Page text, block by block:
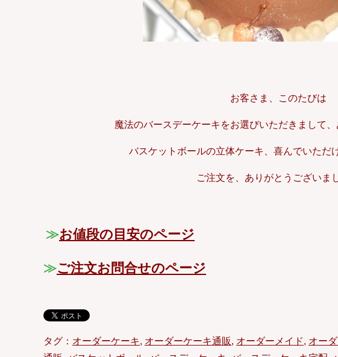
お客さま、このたびは
魔法のバースデーケーキをお選びいただきまして、
バスケットボールの立体ケーキ、喜んでいただ
ご注文を、ありがとうございま
≫お値段の目安のページ
≫ご注文お問合せのページ
タグ： オーダーケーキ, オーダーケーキ通販, オーダーメイド, オー